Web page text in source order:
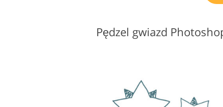
Pędzel gwiazd